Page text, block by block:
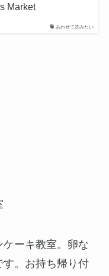
あわせて読みたい
Market
ーキ教室。卵な
す。お持ち帰り付